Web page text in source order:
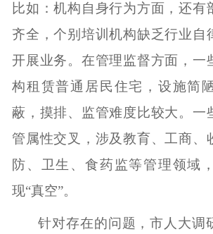
比如：机构自身行为方面，还有
齐全，个别培训机构缺乏行业自
开展业务。在管理监督方面，一
构租赁普通居民住宅，设施简
蔽，摸排、监管难度比较大。一
管属性交叉，涉及教育、工商、
防、卫生、食药监等管理领域
现“真空”。
针对存在的问题，市人大调